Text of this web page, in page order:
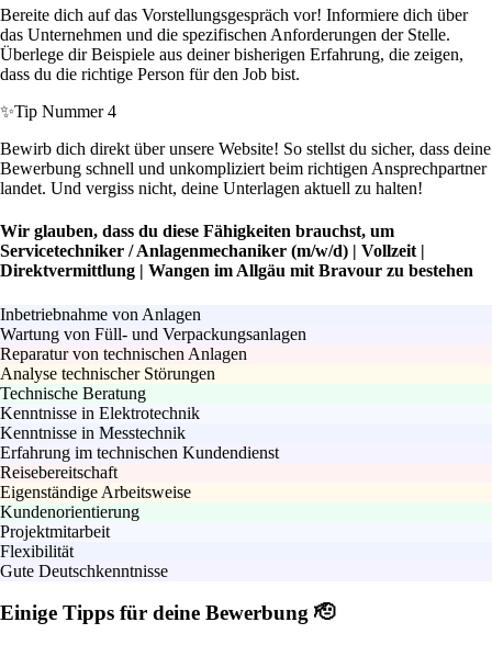
Bereite dich auf das Vorstellungsgespräch vor! Informiere dich über
das Unternehmen und die spezifischen Anforderungen der Stelle.
Überlege dir Beispiele aus deiner bisherigen Erfahrung, die zeigen,
dass du die richtige Person für den Job bist.
✨Tip Nummer 4
Bewirb dich direkt über unsere Website! So stellst du sicher, dass deine
Bewerbung schnell und unkompliziert beim richtigen Ansprechpartner
landet. Und vergiss nicht, deine Unterlagen aktuell zu halten!
Wir glauben, dass du diese Fähigkeiten brauchst, um
Servicetechniker / Anlagenmechaniker (m/w/d) | Vollzeit |
Direktvermittlung | Wangen im Allgäu mit Bravour zu bestehen
Inbetriebnahme von Anlagen
Wartung von Füll- und Verpackungsanlagen
Reparatur von technischen Anlagen
Analyse technischer Störungen
Technische Beratung
Kenntnisse in Elektrotechnik
Kenntnisse in Messtechnik
Erfahrung im technischen Kundendienst
Reisebereitschaft
Eigenständige Arbeitsweise
Kundenorientierung
Projektmitarbeit
Flexibilität
Gute Deutschkenntnisse
Einige Tipps für deine Bewerbung 🫡